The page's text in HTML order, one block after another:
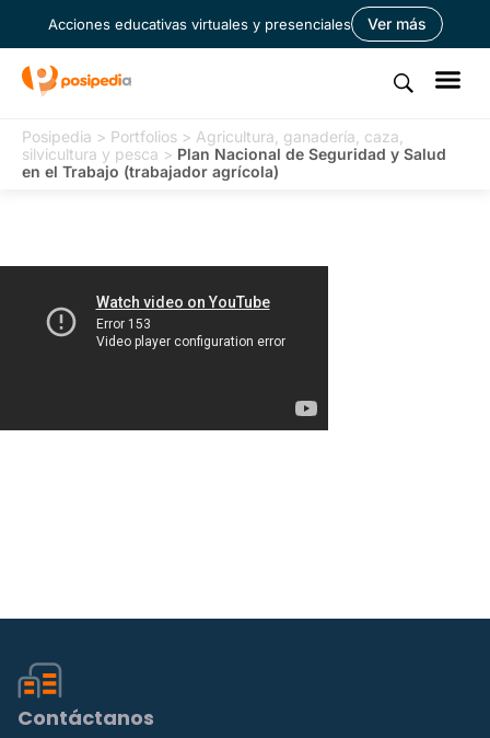
Acciones educativas virtuales y presenciales Ver más
Posipedia > Portfolios > Agricultura, ganadería, caza,
silvicultura y pesca > Plan Nacional de Seguridad y Salud
en el Trabajo (trabajador agrícola)
Contáctanos